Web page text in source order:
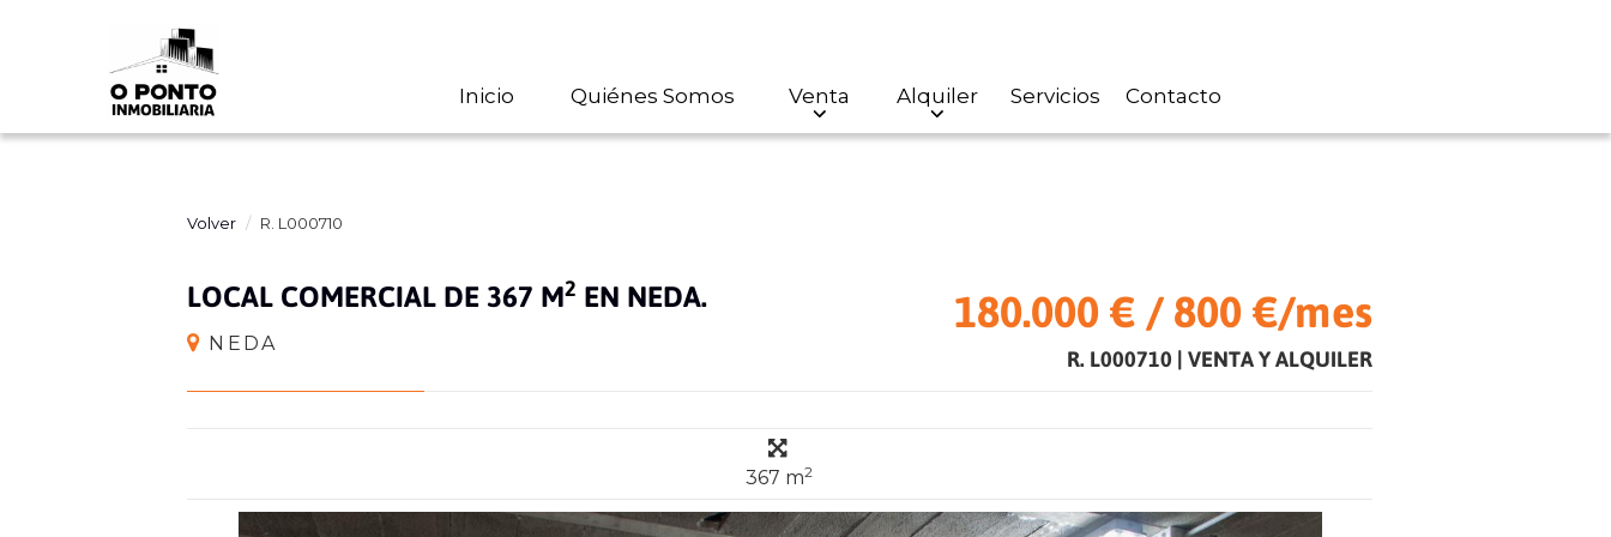
Inicio Quiénes Somos Venta Alquiler Servicios Contacto
Volver R. L000710
LOCAL COMERCIAL DE 367 M2 EN NEDA.
NEDA
180.000 € / 800 €/mes
R. L000710 | VENTA Y ALQUILER
367 m2